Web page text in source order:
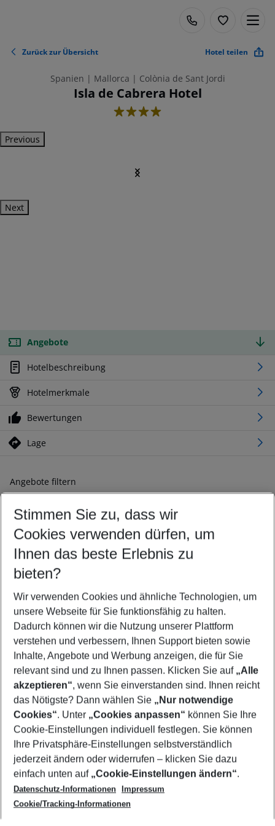
Zurück zur Übersicht Hotel teilen
Spanien | Mallorca | Colònia de Sant Jordi
Isla de Cabrera Hotel
4
Previous
Next
Angebote
Hotelbeschreibung
Hotelmerkmale
Bewertungen
Lage
Angebote filtern
Ändern Sie Ihre Kriterien nach Ihren Wünschen
Abflughafen wählen
Beliebiger Abflughafen
Reisezeitraum wählen
08.08.26– 06.08.27 5-8 Nächte
2 Erwachsene Keine Kinder
Mehr Filter anzeigen
Footer
Footer navigation
Über uns
AGB
Cookie-Einstellungen ändern
Cookie-Richtlinie
Datenschutz
Service & Hilfe
Barrierefreies Reisen
Check-in
Folgen Sie uns
Stimmen Sie zu, dass wir
Cookies verwenden dürfen, um
Ihnen das beste Erlebnis zu
bieten?
Wir verwenden Cookies und ähnliche Technologien, um
unsere Webseite für Sie funktionsfähig zu halten.
Dadurch können wir die Nutzung unserer Plattform
verstehen und verbessern, Ihnen Support bieten sowie
Inhalte, Angebote und Werbung anzeigen, die für Sie
relevant sind und zu Ihnen passen. Klicken Sie auf „Alle
akzeptieren“, wenn Sie einverstanden sind. Ihnen reicht
das Nötigste? Dann wählen Sie „Nur notwendige
Cookies“. Unter „Cookies anpassen“ können Sie Ihre
Cookie-Einstellungen individuell festlegen. Sie können
Ihre Privatsphäre-Einstellungen selbstverständlich
jederzeit ändern oder widerrufen – klicken Sie dazu
einfach unten auf „Cookie-Einstellungen ändern“.
Datenschutz-Informationen
Impressum
Cookie/Tracking-Informationen